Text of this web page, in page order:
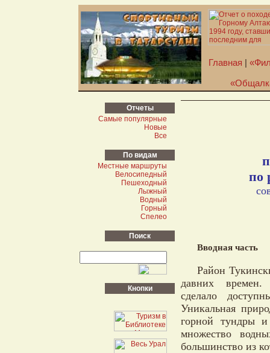
Главная |
Отчеты
Самые популярные
Новые
Все
По видам
Местные маршруты
Велосипедный
Пешеходный
Лыжный
Водный
Горный
Спелео
Поиск
Кнопки
по
Вводная часть
Район
давних времен.
сделало
Уникальная
горной тундры
множество
большинство из